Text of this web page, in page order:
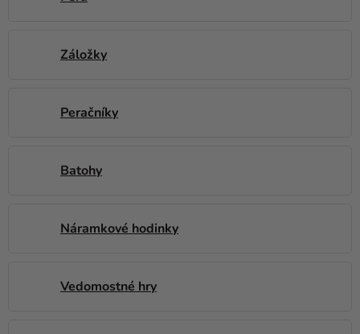
Pečenie
Sviatky
potreby
produkty
Výpredaj
Záložky
Peračníky
Batohy
Náramkové hodinky
Vedomostné hry